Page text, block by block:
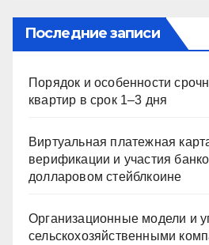
Последние записи
Порядок и особенности
квартир в срок 1–3 дня
Виртуальная платежная
верификации и участия
долларовом стейблкоине
Организационные модели и
сельскохозяйственными